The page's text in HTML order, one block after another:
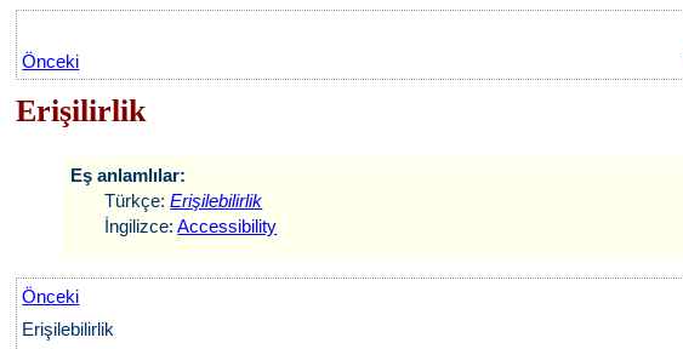
Önceki
Erişilirlik
Eş anlamlılar:
Türkçe:Erişilebilirlik
İngilizce:Accessibility
Önceki
Erişilebilirlik